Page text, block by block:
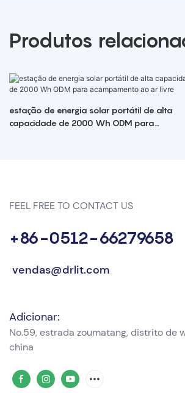
Produtos
estação de energia solar portátil de alta
capacidade de 2000 Wh ODM para
FEEL FREE TO CONTACT US
+86-0512-66279658
vendas@drlit.com
Adicionar:
No.59, estrada zoumatang, distrito de
china